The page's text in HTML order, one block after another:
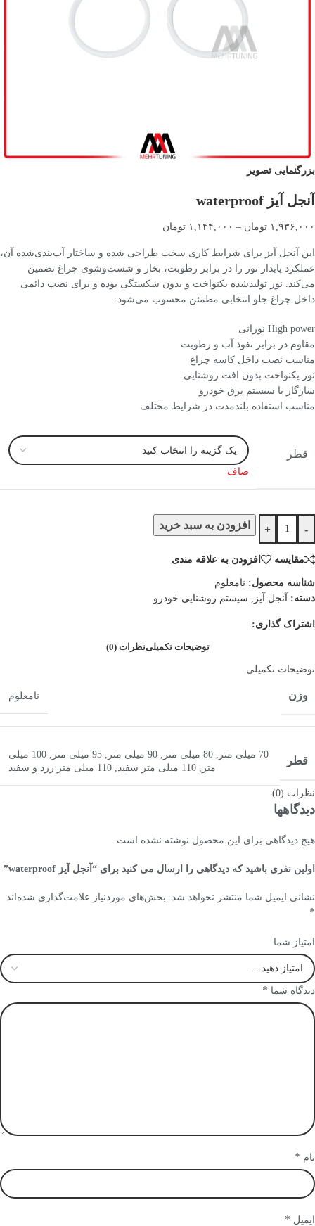
بزرگنمایی تصویر
آنجل آیز waterproof
۱,۹۳۶,۰۰۰ تومان – ۱,۱۴۴,۰۰۰ تومان
این آنجل آیز برای شرایط کاری سخت‌ طراحی شده و ساختار آب‌بندی‌شده آن،
عملکرد پایدار نور را در برابر رطوبت، بخار و شست‌وشوی چراغ تضمین
می‌کند. نور تولیدشده یکنواخت و بدون شکستگی بوده و برای نصب دائمی
داخل چراغ جلو انتخابی مطمئن محسوب می‌شود.
High power نورانی
مقاوم در برابر نفوذ آب و رطوبت
مناسب نصب داخل کاسه چراغ
نور یکنواخت بدون افت روشنایی
سازگار با سیستم برق خودرو
مناسب استفاده بلندمدت در شرایط مختلف
قطر
صاف
-
+ افزودن به سبد خرید
مقایسه افزودن به علاقه مندی
شناسه محصول: نامعلوم
دسته:
آنجل آیز , سیستم روشنایی خودرو
اشتراک گذاری:
توضیحات تکمیلینظرات (0)
توضیحات تکمیلی
وزن نامعلوم
قطر 70 میلی متر , 80 میلی متر , 90 میلی متر , 95 میلی متر ,
100 میلی
متر , 110 میلی متر سفید , 110 میلی متر زرد و سفید
نظرات (0)
دیدگاهها
هیچ دیدگاهی برای این محصول نوشته نشده است.
اولین نفری باشید که دیدگاهی را ارسال می کنید برای “آنجل آیز waterproof”
نشانی ایمیل شما منتشر نخواهد شد. بخش‌های موردنیاز علامت‌گذاری شده‌اند
*
امتیاز شما
دیدگاه شما *
نام *
ایمیل *